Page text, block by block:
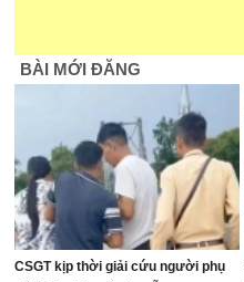
BÀI MỚI ĐĂNG
CSGT kịp thời giải cứu người phụ